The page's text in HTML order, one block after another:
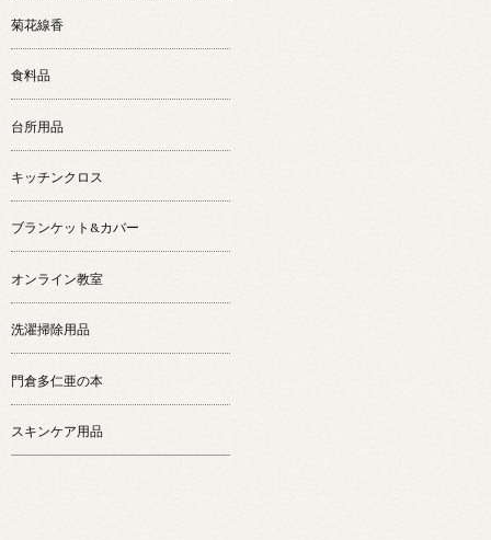
菊花線香
食料品
台所用品
キッチンクロス
ブランケット&カバー
オンライン教室
洗濯掃除用品
門倉多仁亜の本
スキンケア用品